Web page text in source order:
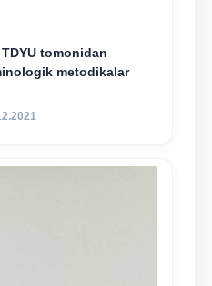
tomonidan
metodikalar